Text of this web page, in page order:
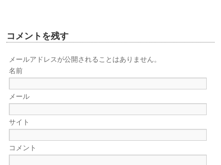
コメントを残す
メールアドレスが公開されることはありません。
名前
メール
サイト
コメント